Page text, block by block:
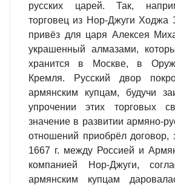
русских царей. Так,
торговец из Нор‐Джуги Ходжа
привёз для царя Алексея
украшенный алмазами,
хранится в Москве, в
Кремля. Русский двор
армянским купцам, будучи
упрочении этих торговых
значение в развитии
отношений приобрёл договор,
1667 г. между Россией и
компанией Нор‐Джуги,
армянским купцам